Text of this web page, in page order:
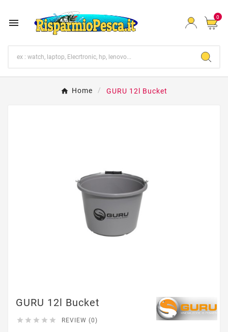
 0
Home GURU 12l Bucket
GURU 12l Bucket
     REVIEW (0)